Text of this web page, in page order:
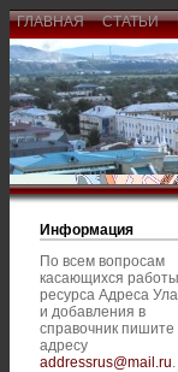
ГЛАВНАЯ СТАТЬИ
Информация
По всем вопросам
касающихся работы
ресурса Адреса
и добавления в
справочник пишите
адресу
addressrus@mail.ru.